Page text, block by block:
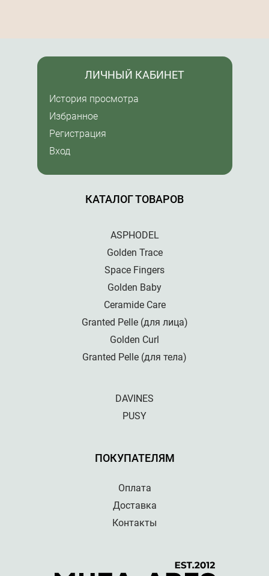
КАТАЛОГ ТОВАРОВ
ASPHODEL
Golden Trace
Space Fingers
Golden Baby
Ceramide Care
Granted Pelle (для лица)
Golden Curl
Granted Pelle (для тела)
DAVINES
PUSY
ПОКУПАТЕЛЯМ
Оплата
Доставка
Контакты
ЛИЧНЫЙ КАБИНЕТ
История просмотра
Избранное
Регистрация
Вход